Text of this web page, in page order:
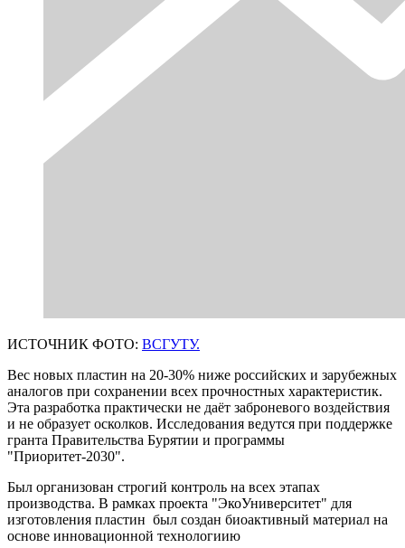
ИСТОЧНИК ФОТО: ВСГУТУ.
Вес новых пластин на 20-30% ниже российских и зарубежных
аналогов при сохранении всех прочностных характеристик.
Эта разработка практически не даёт заброневого воздействия
и не образует осколков. Исследования ведутся при поддержке
гранта Правительства Бурятии и программы
"Приоритет-2030".
Был организован строгий контроль на всех этапах
производства. В рамках проекта "ЭкоУниверситет" для
изготовления пластин был создан биоактивный материал на
основе инновационной технологиию